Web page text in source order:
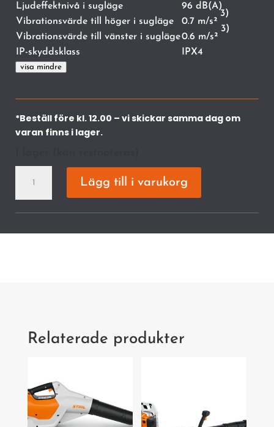
Ljudeffektnivå i sugläge
96 dB(A)
Vibrationsvärde till höger i sugläge
0.7 m/s²
3)
Vibrationsvärde till vänster i sugläge0.6 m/s²
3)
IP-skyddsklass IPX4
visa mindre
*Beställ före kl. 12.00 – vi skickar samma dag om
varan finns i lager.
140.0
Batteridriven
lövsug
Lägg till i varukorg
Relaterade produkter